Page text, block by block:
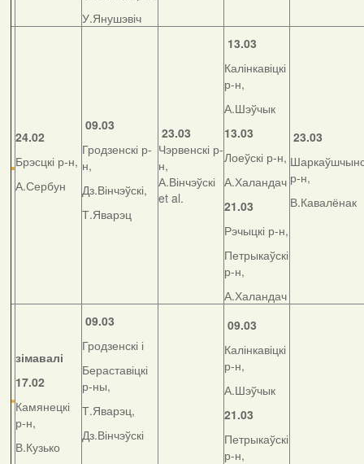
У.Янушэвіч
24.02
Брэсцкі р-н,
А.Сербун
09.03
Гродзенскі р-
н,
Дз.Вінчэўскі,
Т.Яварэц
23.03
Чэрвенскі р-
н,
А.Вінчэўскі
et al.
13.03
Калінкавіцкі
р-н,
А.Шэўчык
13.03
Лоеўскі р-н,
А.Халандач
21.03
Рэчыцкі р-н,
Петрыкаўскі
р-н,
А.Халандач
23.03
р-н,
В.Кавалёнак
зімавалі
17.02
Камянецкі
р-н,
В.Кузько
09.03
Гродзенскі і
Бераставіцкі
р-ны,
Т.Яварэц,
Дз.Вінчэўскі
09.03
Калінкавіцкі
р-н,
А.Шэўчык
21.03
Петрыкаўскі
р-н,